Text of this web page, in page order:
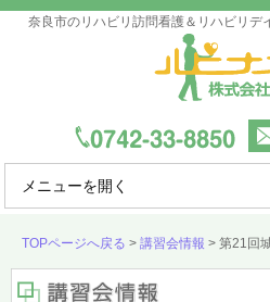
奈良市のリハビリ訪問看護＆リハビリデ
メニューを開く
ルピナスの強み
ご利用案内
TOPページへ戻る > 講習会情報 > 第21回